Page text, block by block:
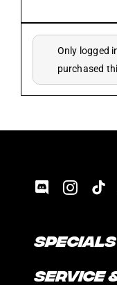
Only logged
purchased
Specials
KOKEN
Service